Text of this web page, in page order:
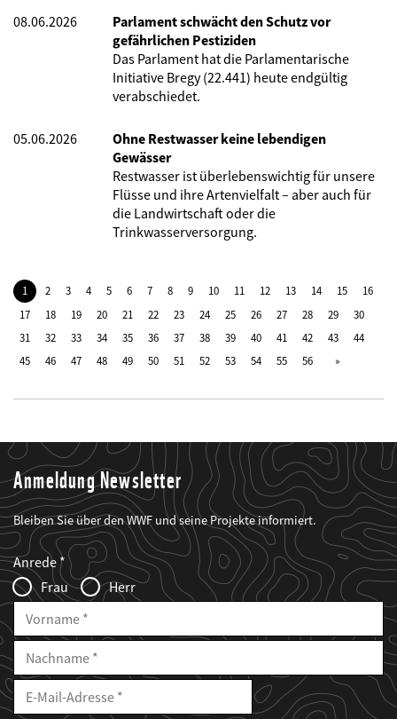
08.06.2026
Parlament schwächt den Schutz vor
gefährlichen Pestiziden
Das Parlament hat die Parlamentarische
Initiative Bregy (22.441) heute endgültig
verabschiedet.
05.06.2026
Ohne Restwasser keine lebendigen
Gewässer
Restwasser ist überlebenswichtig für unsere
Flüsse und ihre Artenvielfalt – aber auch für
die Landwirtschaft oder die
Trinkwasserversorgung.
1 2 3 4 5 6 7 8 9 10 11 12 13 14 15
16
17
18 19 20 21 22 23 24 25 26 27 28 29
30
31
32 33 34 35 36 37 38 39 40 41 42 43
44
45
46 47 48 49 50 51 52 53 54 55 56
Anmeldung Newsletter
Bleiben Sie über den WWF und seine Projekte informiert.
Web2Case
Infofelder
Fieldset
anrede_name
Anrede
Frau
Herr
Vorname
Nachname
E-
Mailadresse
E-